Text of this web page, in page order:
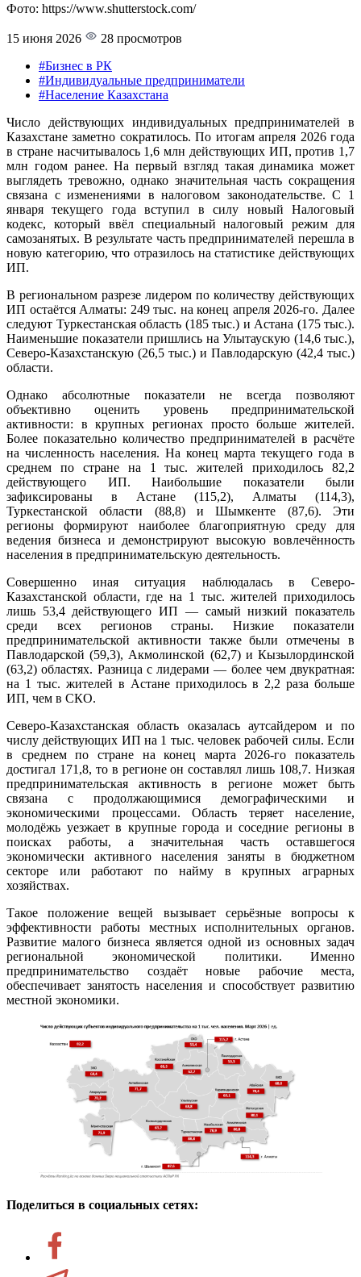
Фото: https://www.shutterstock.com/
15 июня 2026
28 просмотров
#Бизнес в РК
#Индивидуальные предприниматели
#Население Казахстана
Число действующих индивидуальных предпринимателей в
Казахстане заметно сократилось. По итогам апреля 2026 года
в стране насчитывалось 1,6 млн действующих ИП, против 1,7
млн годом ранее. На первый взгляд такая динамика может
выглядеть тревожно, однако значительная часть сокращения
связана с изменениями в налоговом законодательстве. С 1
января текущего года вступил в силу новый Налоговый
кодекс, который ввёл специальный налоговый режим для
самозанятых. В результате часть предпринимателей перешла в
новую категорию, что отразилось на статистике действующих
ИП.
В региональном разрезе лидером по количеству действующих
ИП остаётся Алматы: 249 тыс. на конец апреля 2026-го. Далее
следуют Туркестанская область (185 тыс.) и Астана (175 тыс.).
Наименьшие показатели пришлись на Улытаускую (14,6 тыс.),
Северо-Казахстанскую (26,5 тыс.) и Павлодарскую (42,4 тыс.)
области.
Однако абсолютные показатели не всегда позволяют
объективно оценить уровень предпринимательской
активности: в крупных регионах просто больше жителей.
Более показательно количество предпринимателей в расчёте
на численность населения. На конец марта текущего года в
среднем по стране на 1 тыс. жителей приходилось 82,2
действующего ИП. Наибольшие показатели были
зафиксированы в Астане (115,2), Алматы (114,3),
Туркестанской области (88,8) и Шымкенте (87,6). Эти
регионы формируют наиболее благоприятную среду для
ведения бизнеса и демонстрируют высокую вовлечённость
населения в предпринимательскую деятельность.
Совершенно иная ситуация наблюдалась в Северо-
Казахстанской области, где на 1 тыс. жителей приходилось
лишь 53,4 действующего ИП — самый низкий показатель
среди всех регионов страны. Низкие показатели
предпринимательской активности также были отмечены в
Павлодарской (59,3), Акмолинской (62,7) и Кызылординской
(63,2) областях. Разница с лидерами — более чем двукратная:
на 1 тыс. жителей в Астане приходилось в 2,2 раза больше
ИП, чем в СКО.
Северо-Казахстанская область оказалась аутсайдером и по
числу действующих ИП на 1 тыс. человек рабочей силы. Если
в среднем по стране на конец марта 2026-го показатель
достигал 171,8, то в регионе он составлял лишь 108,7. Низкая
предпринимательская активность в регионе может быть
связана с продолжающимися демографическими и
экономическими процессами. Область теряет население,
молодёжь уезжает в крупные города и соседние регионы в
поисках работы, а значительная часть оставшегося
экономически активного населения заняты в бюджетном
секторе или работают по найму в крупных аграрных
хозяйствах.
Такое положение вещей вызывает серьёзные вопросы к
эффективности работы местных исполнительных органов.
Развитие малого бизнеса является одной из основных задач
региональной экономической политики. Именно
предпринимательство создаёт новые рабочие места,
обеспечивает занятость населения и способствует развитию
местной экономики.
Поделиться в социальных сетях: